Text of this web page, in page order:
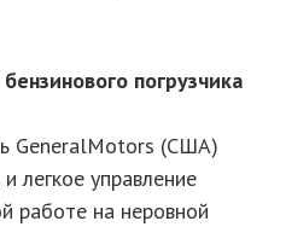
погрузчика
GeneralMotors (США)
легкое управление
работе на неровной